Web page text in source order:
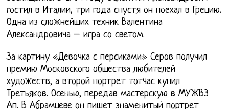
гостил в Италии, три года спустя он поехал в Грецию.
Одна из сложнейших техник Валентина
Александровича – игра со светом.
За картину «Девочка с персиками» Серов получил
премию Московского общества любителей
художеств, а второй портрет тотчас купил
Третьяков. Осенью, передав мастерскую в МУЖВЗ
Ап. В Абрамцеве он пишет знаменитый портрет